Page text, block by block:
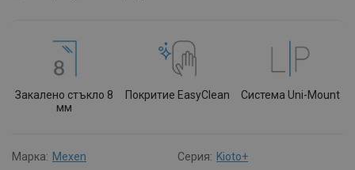
Закалено стъкло 8
мм
Покритие EasyClean Система Uni-Mount
Марка: Mexen Серия: Kioto+